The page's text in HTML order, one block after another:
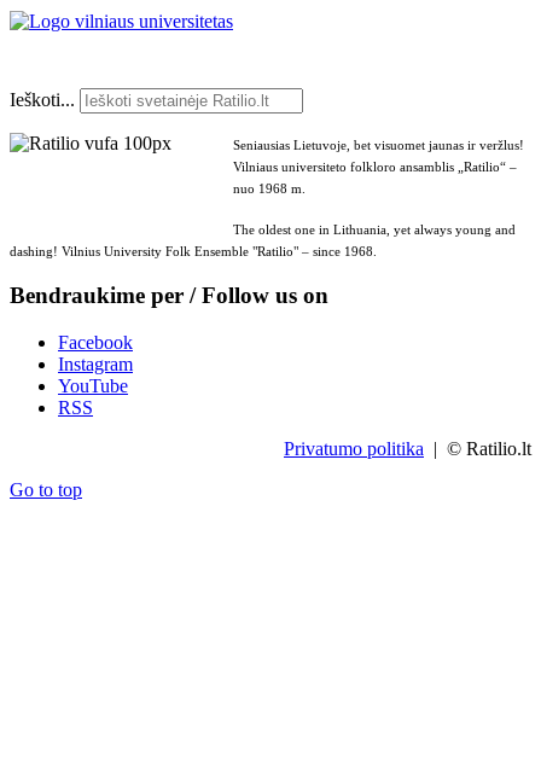
Ieškoti...
Seniausias Lietuvoje, bet visuomet jaunas ir veržlus!
Vilniaus universiteto folkloro ansamblis „Ratilio“ –
nuo 1968 m.
The oldest one in Lithuania, yet always young and
dashing! Vilnius University Folk Ensemble "Ratilio" – since 1968.
Bendraukime per / Follow us on
Facebook
Instagram
YouTube
RSS
Privatumo politika | © Ratilio.lt
Go to top